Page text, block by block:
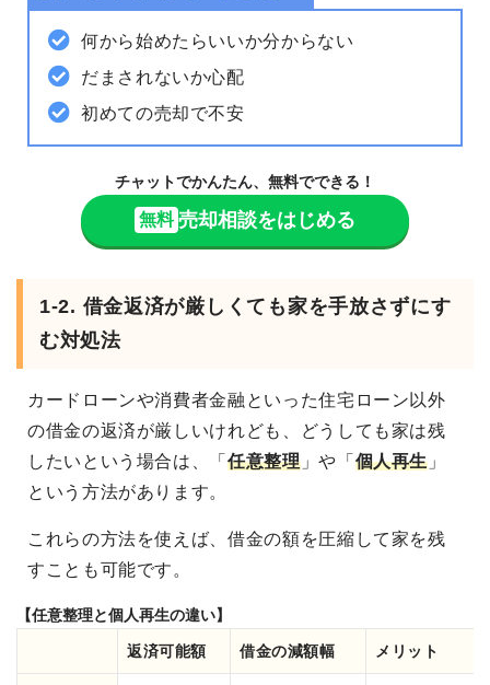
何から始めたらいいか分からない
だまされないか心配
初めての売却で不安
チャットでかんたん、無料でできる！
無料 売却相談をはじめる
1-2. 借金返済が厳しくても家を手放さずにす
む対処法
カードローンや消費者金融といった住宅ローン以外
の借金の返済が厳しいけれども、どうしても家は残
したいという場合は、「任意整理」や「 個人再生 」
という方法があります。
これらの方法を使えば、借金の額を圧縮して家を残
すことも可能です。
【任意整理と個人再生の違い】
返済可能額 借金の減額幅 メリット